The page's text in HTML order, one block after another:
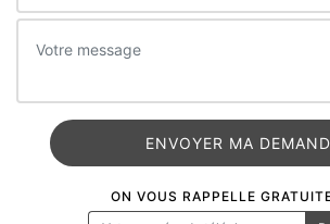
ON VOUS RAPPELLE